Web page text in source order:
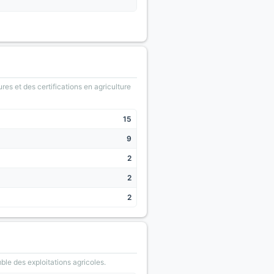
et des certifications en agriculture
15
9
2
2
2
des exploitations agricoles.